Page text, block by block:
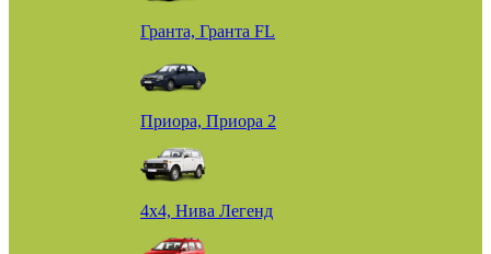
Гранта, Гранта FL
Приора, Приора 2
4х4, Нива Легенд